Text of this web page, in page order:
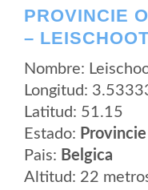
PROVINCIE
–
Nombre:
Longitud:
Latitud: 51.15
Estado:
Pais: Belgica
Altitud: 22